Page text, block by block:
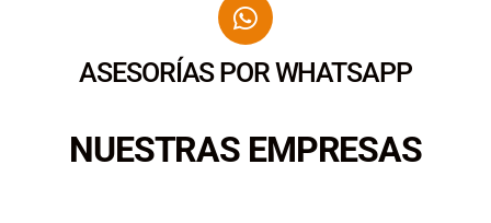
ASESORÍAS POR WHATSAPP
NUESTRAS EMPRESAS